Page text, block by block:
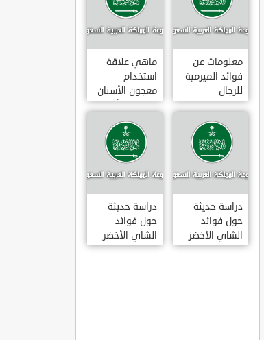
معلومات عن
فوائد الميرمية
للرجال
ماهي علاقة
استخدام
معجون الأسنان
بالتهاب الأمعاء
دراسة حديثة
حول فوائد
الشاي الأخضر
دراسة حديثة
حول فوائد
الشاي الأخضر
لعلاج التهاب